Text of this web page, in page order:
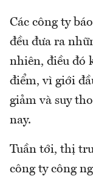
Các công ty
đều đưa ra
nhiên, điều đó
điểm, vì giới
giảm và suy
nay.
Tuần tới, thị
công ty công